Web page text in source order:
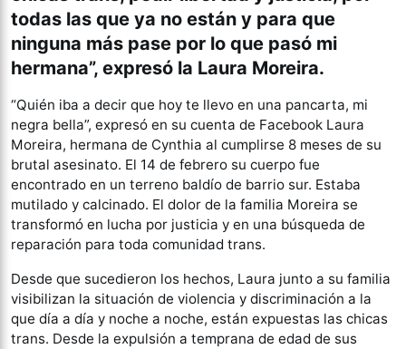
todas las que ya no están y para que
ninguna más pase por lo que pasó mi
hermana”, expresó la Laura Moreira.
“Quién iba a decir que hoy te llevo en una pancarta, mi
negra bella”, expresó en su cuenta de Facebook Laura
Moreira, hermana de Cynthia al cumplirse 8 meses de su
brutal asesinato. El 14 de febrero su cuerpo fue
encontrado en un terreno baldío de barrio sur. Estaba
mutilado y calcinado. El dolor de la familia Moreira se
transformó en lucha por justicia y en una búsqueda de
reparación para toda comunidad trans.
Desde que sucedieron los hechos, Laura junto a su familia
visibilizan la situación de violencia y discriminación a la
que día a día y noche a noche, están expuestas las chicas
trans. Desde la expulsión a temprana de edad de sus